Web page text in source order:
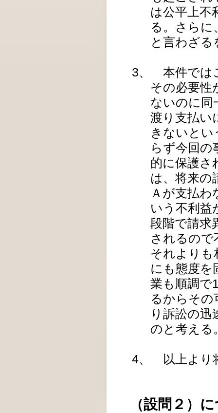
は公平上不
る。さらに
と言わざる
3、 本件では
その必要性
ないのに同
渡り支払い
きないと
らず今回の
的に保護さ
は、将来の
Ａが支払
いう不利益
段階で請求
されるの
それよりも
にも態度を
業も順調で
るからその
り訴訟の迅
のと考える
4、 以上より
（設問２）